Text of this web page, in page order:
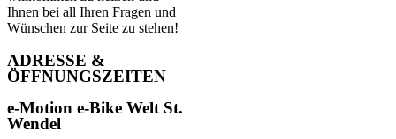
Ihnen bei all Ihren Fragen und
Wünschen zur Seite zu stehen!
ADRESSE &
ÖFFNUNGSZEITEN
e-Motion e-Bike Welt St.
Wendel